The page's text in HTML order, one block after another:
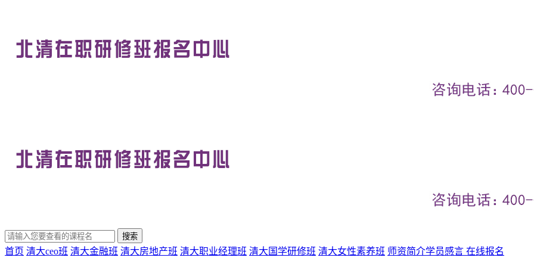
首页 清大ceo班 清大金融班 清大房地产班 清大职业经理班 清大国学研修班 清大女性素养班 师资简介学员感言 在线报名